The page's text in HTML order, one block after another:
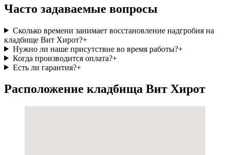
Часто задаваемые вопросы
Сколько времени занимает восстановление надгробия на
кладбище Вит Хирот?+
Нужно ли наше присутствие во время работы?+
Когда производится оплата?+
Есть ли гарантия?+
Расположение кладбища Вит Хирот